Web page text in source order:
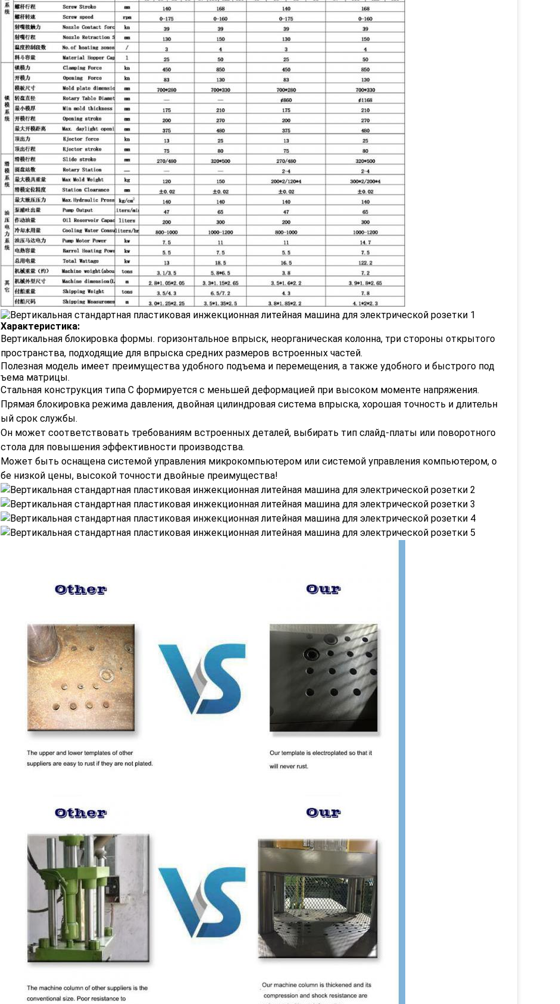
Характеристика:
Вертикальная блокировка формы. горизонтальное впрыск, неорганическая колонна, три стороны открытого
пространства, подходящие для впрыска средних размеров встроенных частей.
Полезная модель имеет преимущества удобного подъема и перемещения, а также удобного и быстрого под
ъема матрицы.
Стальная конструкция типа С формируется с меньшей деформацией при высоком моменте напряжения.
Прямая блокировка режима давления, двойная цилиндровая система впрыска, хорошая точность и длительн
ый срок службы.
Он может соответствовать требованиям встроенных деталей, выбирать тип слайд-платы или поворотного
стола для повышения эффективности производства.
Может быть оснащена системой управления микрокомпьютером или системой управления компьютером, о
бе низкой цены, высокой точности двойные преимущества!